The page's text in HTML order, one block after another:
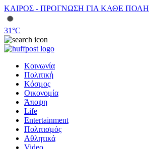
ΚΑΙΡΟΣ - ΠΡΟΓΝΩΣΗ ΓΙΑ ΚΑΘΕ ΠΟΛΗ
31°C
Κοινωνία
Πολιτική
Κόσμος
Οικονομία
Άποψη
Life
Entertainment
Πολιτισμός
Αθλητικά
Video